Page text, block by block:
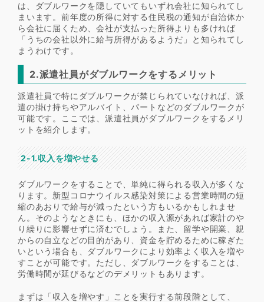
は、ダブルワークを隠していてもいずれ会社に知られてし
まいます。前年度の所得に対する住民税の通知が自治体か
ら会社に届くため、会社が支払った所得よりも多ければ
「うちの会社以外に給与所得があるようだ」と知られてし
まうわけです。
2.派遣社員がダブルワークをするメリット
派遣社員で特にダブルワークが禁じられていなければ、派
遣の掛け持ちやアルバイト、パートなどのダブルワークが
可能です。ここでは、派遣社員がダブルワークをするメリ
ットを紹介します。
2-1.収入を増やせる
ダブルワークをすることで、単純に得られる収入が多くな
ります。新型コロナウイルス感染対策による営業時間の短
縮のあおりで給与が減ったという方もいるかもしれませ
ん。そのようなときにも、ほかの収入源があれば家計のや
り繰りに影響せずに済むでしょう。また、留学や開業、親
からの自立などの目的があり、資金を貯めるために稼ぎた
いという場合も、ダブルワークにより効率よく収入を増や
すことが可能です。ただし、ダブルワークをすることは、
労働時間が延びるなどのデメリットもあります。
まずは「収入を増やす」ことを実行する前段階として、